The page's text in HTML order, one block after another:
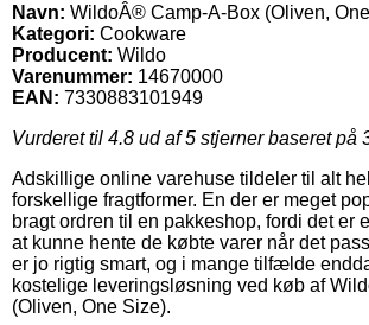
Navn: WildoÂ® Camp-A-Box (Oliven,
Kategori: Cookware
Producent: Wildo
Varenummer: 14670000
EAN: 7330883101949
Vurderet til 4.8 ud af 5 stjerner baseret på
Adskillige online varehuse tildeler til alt
forskellige fragtformer. En der er meget
bragt ordren til en pakkeshop, fordi det er
at kunne hente de købte varer når det
er jo rigtig smart, og i mange tilfælde
kostelige leveringsløsning ved køb af
(Oliven, One Size).